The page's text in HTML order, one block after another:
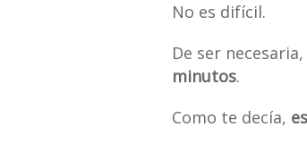
No es difícil.
De ser
minutos.
Como te decía,